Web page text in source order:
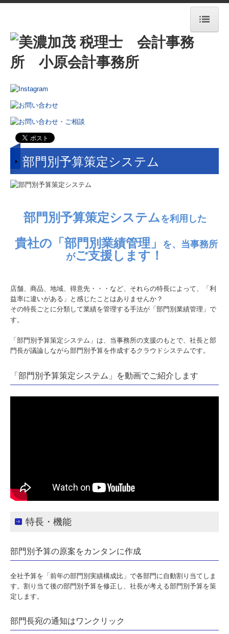
HOME
OCMが選ばれる理由
事務所ブログ
業務案内
業務案内
料金について
認定経営革新等支援機関
事務所案内
経営理念
税理士紹介
セミナー案内
リンク集
部門別予算策定システム
部門別予算策定システム を利用した
貴社の 「部門別業績管理」 を、 当事務所
がご支援します！
店舗、商品、地域、得意先・・・など、それらの特長によって、「利
益率に違いがある」と感じたことはありませんか？
その特長ごとに分類して業績を管理する手法が「部門別業績管理」で
す。
「部門別予算策定システム」は、当事務所の支援のもとで、社長と部
門長が議論しながら部門別予算を作成するクラウドシステムです。
「部門別予算策定システム」を動画でご紹介します
特長・機能
部門別予算の原案をカンタンに作成
全社予算を「前年の部門別実績構成比」で各部門に自動割り当てしま
す。割り当て後の部門別予算を修正し、社長が考える部門別予算を策
定します。
部門長宛の通知はワンクリック